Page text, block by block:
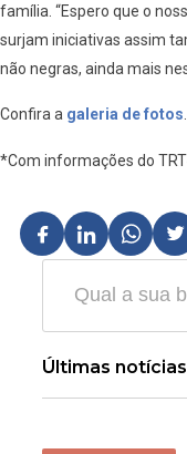
família. “Espero que o
surjam iniciativas assim
não negras, ainda mais
Confira a galeria de fotos.
*Com informações do
Últimas notícias